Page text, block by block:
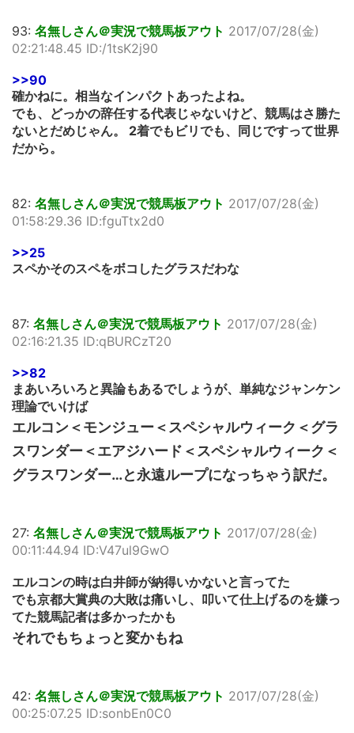
93: 名無しさん＠実況で競馬板アウト 2017/07/28(金)
02:21:48.45 ID:/1tsK2j90
>>90
確かねに。相当なインパクトあったよね。
でも、どっかの辞任する代表じゃないけど、競馬はさ勝た
ないとだめじゃん。 2着でもビリでも、同じですって世界
だから。
82: 名無しさん＠実況で競馬板アウト 2017/07/28(金)
01:58:29.36 ID:fguTtx2d0
>>25
スペかそのスペをボコしたグラスだわな
87: 名無しさん＠実況で競馬板アウト 2017/07/28(金)
02:16:21.35 ID:qBURCzT20
>>82
まあいろいろと異論もあるでしょうが、単純なジャンケン
理論でいけば
エルコン＜モンジュー＜スペシャルウィーク＜グラ
スワンダー＜エアジハード＜スペシャルウィーク＜
グラスワンダー…と永遠ループになっちゃう訳だ。
27: 名無しさん＠実況で競馬板アウト 2017/07/28(金)
00:11:44.94 ID:V47ul9GwO
エルコンの時は白井師が納得いかないと言ってた
でも京都大賞典の大敗は痛いし、叩いて仕上げるのを嫌っ
てた競馬記者は多かったかも
それでもちょっと変かもね
42: 名無しさん＠実況で競馬板アウト 2017/07/28(金)
00:25:07.25 ID:sonbEn0C0